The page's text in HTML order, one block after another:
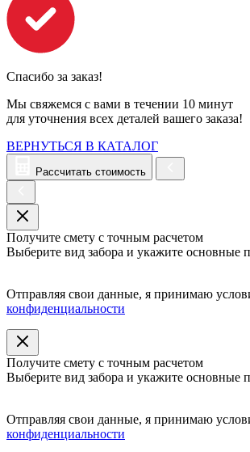
Спасибо за заказ!
Мы свяжемся с вами в течении 10 минут
для уточнения всех деталей вашего заказа!
ВЕРНУТЬСЯ В КАТАЛОГ
Рассчитать стоимость
Получите смету с точным расчетом
Выберите вид забора и укажите основные
Отправляя свои данные, я принимаю
конфиденциальности
Получите смету с точным расчетом
Выберите вид забора и укажите основные
Отправляя свои данные, я принимаю
конфиденциальности